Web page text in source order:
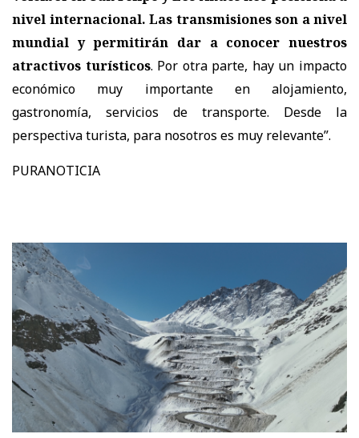
nivel internacional. Las transmisiones son a nivel
mundial y permitirán dar a conocer nuestros
atractivos turísticos. Por otra parte, hay un impacto
económico muy importante en alojamiento,
gastronomía, servicios de transporte. Desde la
perspectiva turista, para nosotros es muy relevante”.
PURANOTICIA